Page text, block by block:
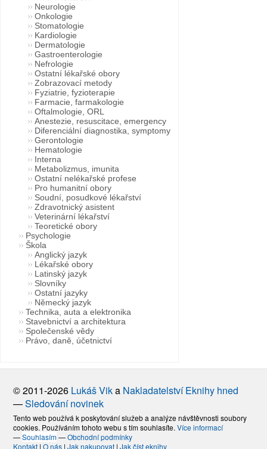
Neurologie
Onkologie
Stomatologie
Kardiologie
Dermatologie
Gastroenterologie
Nefrologie
Ostatní lékařské obory
Zobrazovací metody
Fyziatrie, fyzioterapie
Farmacie, farmakologie
Oftalmologie, ORL
Anestezie, resuscitace, emergency
Diferenciální diagnostika, symptomy
Gerontologie
Hematologie
Interna
Metabolizmus, imunita
Ostatní nelékařské profese
Pro humanitní obory
Soudní, posudkové lékařství
Zdravotnický asistent
Veterinární lékařství
Teoretické obory
Psychologie
Škola
Anglický jazyk
Lékařské obory
Latinský jazyk
Slovníky
Ostatní jazyky
Německý jazyk
Technika, auta a elektronika
Stavebnictví a architektura
Společenské vědy
Právo, daně, účetnictví
© 2011-2026 Lukáš Vika Nakladatelství Eknihy hned
—Sledování novinek
Tento web používá k poskytování služeb a analýze návštěvnosti soubory
cookies. Používáním tohoto webu s tím souhlasíte.Více informací
—Souhlasím—Obchodní podmínky
Kontakt |O nás |Jak nakupovat |Jak číst eknihy